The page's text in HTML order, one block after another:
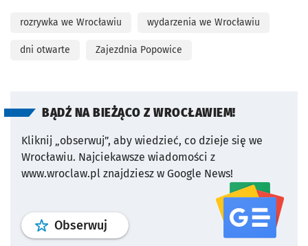
rozrywka we Wrocławiu wydarzenia we Wrocławiu
dni otwarte Zajezdnia Popowice
BĄDŹ NA BIEŻĄCO Z WROCŁAWIEM!
Kliknij „obserwuj”, aby wiedzieć, co dzieje się we
Wrocławiu. Najciekawsze wiadomości z
www.wroclaw.pl znajdziesz w Google News!
Obserwuj profil serwisu